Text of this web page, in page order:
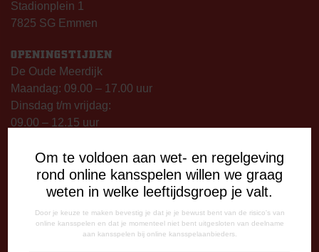
Om te voldoen aan wet- en regelgeving
rond online kansspelen willen we graag
weten in welke leeftijdsgroep je valt.
Door je keuze te maken bevestig je dat je je bewust bent van de risico's van
online kansspelen en dat je momenteel niet bent uitgesloten van deelname
aan kansspelen bij online kansspelaanbieders.
Stadionplein 1
7825 SG Emmen
OPENINGSTIJDEN
De Oude Meerdijk
Maandag: 09.00 – 17.00 uur
Dinsdag t/m vrijdag:
09.00 – 12.15 uur
Op thuiswedstrijddagen geopend vanaf 13.00 uur (i.p.v.
09.00 uur).
TELEFONISCHE BEREIKBAARHEID
Telefonisch bereikbaar op: